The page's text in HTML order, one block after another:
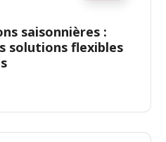
saisonnières :
solutions flexibles